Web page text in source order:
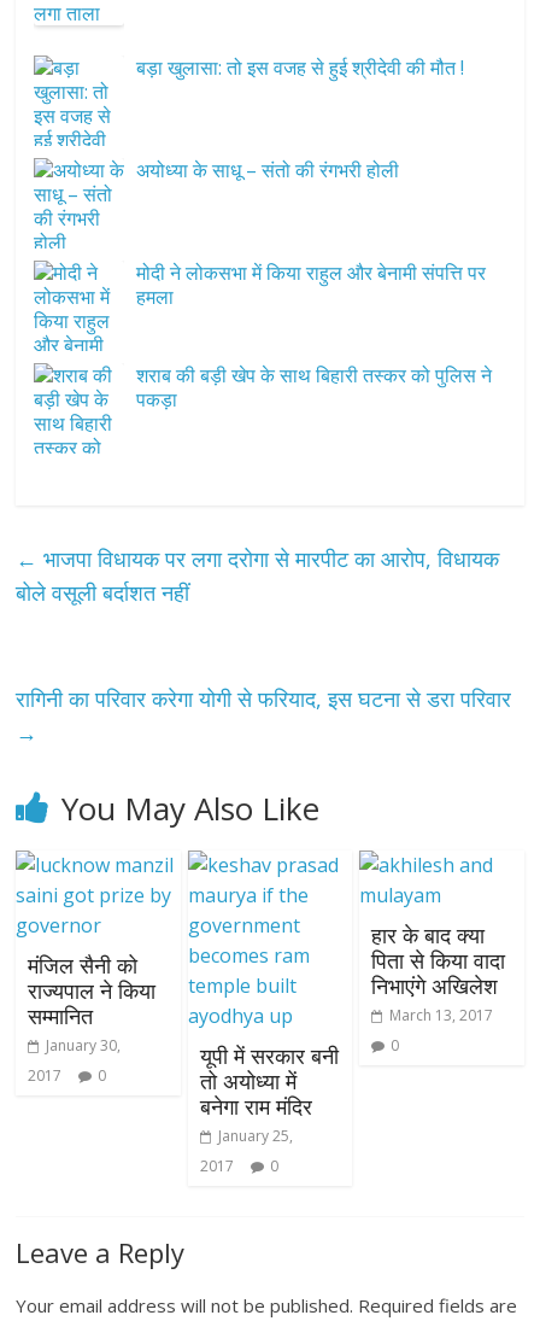
बड़ा खुलासा: तो इस वजह से हुई श्रीदेवी की मौत !
अयोध्या के साधू – संतो की रंगभरी होली
मोदी ने लोकसभा में किया राहुल और बेनामी संपत्ति पर
हमला
शराब की बड़ी खेप के साथ बिहारी तस्कर को पुलिस ने
पकड़ा
← भाजपा विधायक पर लगा दरोगा से मारपीट का आरोप, विधायक
बोले वसूली बर्दाशत नहीं
रागिनी का परिवार करेगा योगी से फरियाद, इस घटना से डरा परिवार
→
You May Also Like
मंजिल सैनी को
राज्यपाल ने किया
सम्मानित
January 30,
2017
0
यूपी में सरकार बनी
तो अयोध्या में
बनेगा राम मंदिर
January 25,
2017
0
हार के बाद क्या
पिता से किया वादा
निभाएंगे अखिलेश
March 13, 2017
0
Leave a Reply
Your email address will not be published. Required fields are